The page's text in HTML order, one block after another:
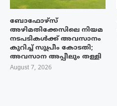
ബോഫോഴ്‌സ്
അഴിമതിക്കേസിലെ നിയമ
നടപടികൾക്ക് അവസാനം
കുറിച്ച് സുപ്രീം കോടതി;
അവസാന അപ്പീലും തള്ളി
August 7, 2026